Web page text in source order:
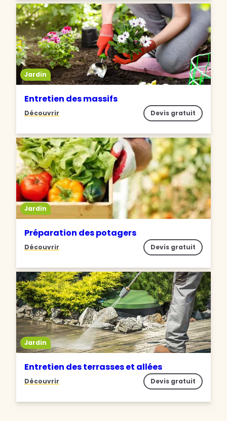
Jardin
Entretien des massifs
Découvrir Devis gratuit
Jardin
Préparation des potagers
Découvrir Devis gratuit
Jardin
Entretien des terrasses et allées
Découvrir Devis gratuit